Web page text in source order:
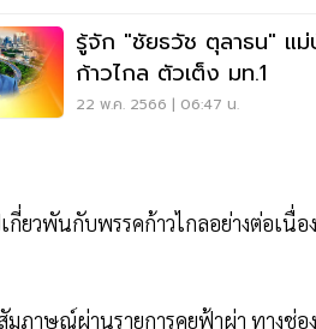
รู้จัก "ชัยธวัช ตุลาธน" แม่
ก้าวไกล ตัวเต็ง มท.1
22 พ.ค. 2566 | 06:47 น.
ยวพันกับพรรคก้าวไกลอย่างต่อเนื่อ
าษณ์ผ่านรายการคุยฟ้าผ่า ทางช่อง